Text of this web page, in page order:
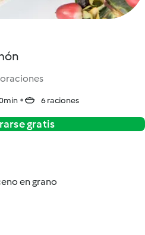
6 raciones
gratis
en grano